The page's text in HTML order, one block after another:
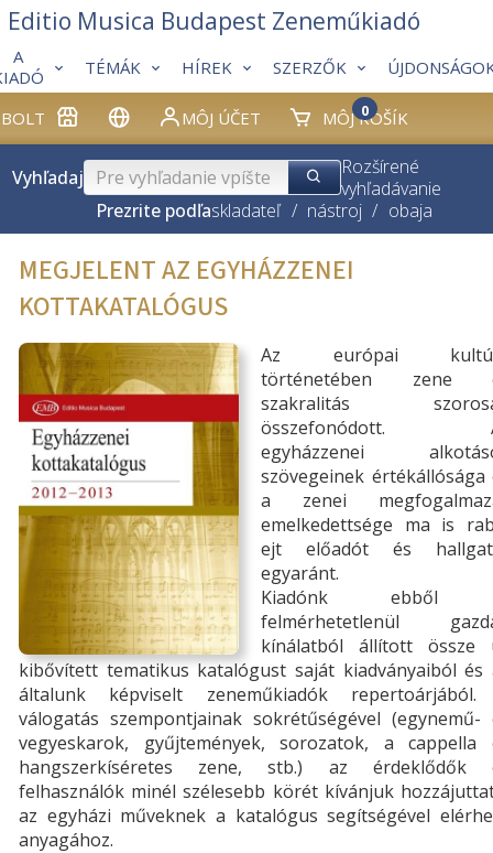
BOLT MÔJ ÚČET MÔJ KOŠÍK
0
A
TÉMÁK HÍREK SZERZŐK
Editio Musica Budapest Zeneműkiadó
Vyhľadaj
Rozšírené
vyhľadávanie
Prezrite podľaskladateľ / nástroj / obaja
MEGJELENT AZ EGYHÁZZENEI
KOTTAKATALÓGUS
Az európai
történetében zene
szakralitás
összefonódott.
egyházzenei
szövegeinek értékállósága
a zenei
emelkedettsége ma is
ejt előadót és
egyaránt.
Kiadónk ebből
felmérhetetlenül
kínálatból állított össze
kibővített tematikus katalógust saját kiadványaiból és
általunk képviselt zeneműkiadók
válogatás szempontjainak sokrétűségével (egynemű-
vegyeskarok, gyűjtemények, sorozatok, a cappella
hangszerkíséretes zene, stb.) az érdeklődők
felhasználók minél szélesebb körét kívánjuk
az egyházi műveknek a katalógus segítségével
anyagához.